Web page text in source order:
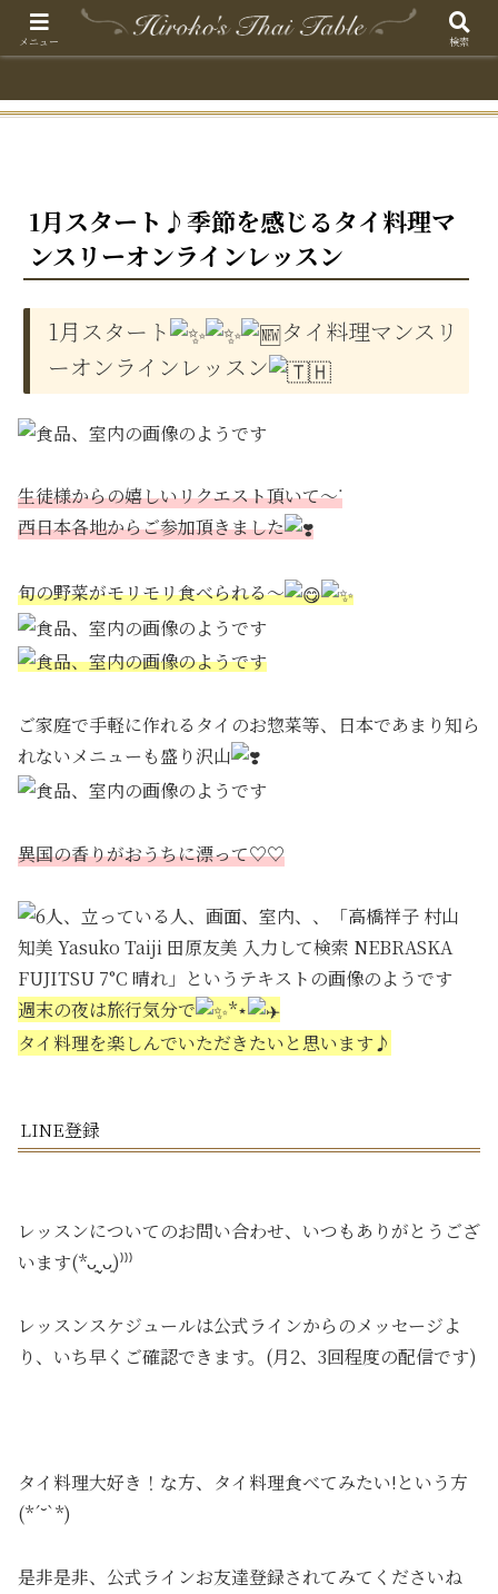
1月スタート♪季節を感じるタイ料理マ
ンスリーオンラインレッスン
1月スタート
タイ料理マンスリ
ーオンラインレッスン
生徒様からの嬉しいリクエスト頂いて〜ᐝ
西日本各地からご参加頂きました
旬の野菜がモリモリ食べられる～
ご家庭で手軽に作れるタイのお惣菜等、日本であまり知ら
れないメニューも盛り沢山
異国の香りがおうちに漂って♡♡
週末の夜は旅行気分で
*⋆
タイ料理を楽しんでいただきたいと思います♪
LINE登録
レッスンについてのお問い合わせ、いつもありがとうござ
います(*ᴗ͈ˬᴗ͈)⁾⁾⁾
レッスンスケジュールは公式ラインからのメッセージよ
り、いち早くご確認できます。(月2、3回程度の配信です)
タイ料理大好き！な方、タイ料理食べてみたい!という方
(*´˘`*)
是非是非、公式ラインお友達登録されてみてくださいね
メニュー 検索